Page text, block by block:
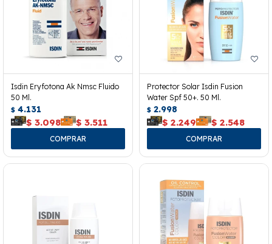
Isdin Eryfotona Ak Nmsc Fluido
50 Ml.
$ 4.131
$ 3.098 $ 3.511
Protector Solar Isdin Fusion
Water Spf 50+. 50 Ml.
$ 2.998
$ 2.249 $ 2.548